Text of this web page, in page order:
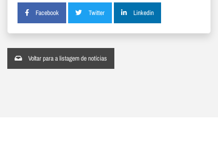
Facebook Twitter Linkedin
Voltar para a listagem de notícias